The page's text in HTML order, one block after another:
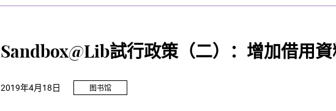
Sandbox@Lib試行政策（二）：增加借用
图书馆
2019年4月18日